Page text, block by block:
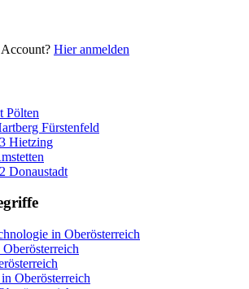
Hier anmelden
Pölten
Fürstenfeld
Hietzing
Donaustadt
in Oberösterreich
Oberösterreich